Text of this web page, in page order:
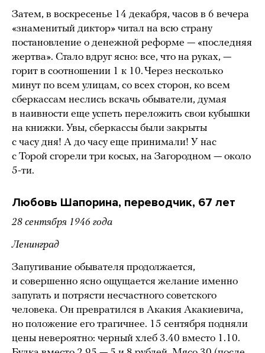
Затем, в воскресенье 14 декабря, часов в 6 вечера
«знаменитый диктор» читал на всю страну
постановление о денежной реформе — «последняя
жертва». Стало вдруг ясно: все, что на руках, —
горит в соотношении 1 к 10. Через несколько
минут по всем улицам, со всех сторон, ко всем
сберкассам неслись вскачь обыватели, думая
в наивности еще успеть переложить свои кубышки
на книжки. Увы, сберкассы были закрыты
с часу дня! А до часу еще принимали! У нас
с Торой сгорели три косых, на Загородном — около
5-ти.
Любовь Шапорина, переводчик, 67 лет
28 сентября 1946 года
Ленинград
Запугивание обывателя продолжается,
и совершенно ясно ощущается желание именно
запугать и потрясти несчастного советского
человека. Он превратился в Акакия Акакиевича,
но положение его трагичнее. 15 сентября подняли
цены невероятно: черный хлеб 3.40 вместо 1.10.